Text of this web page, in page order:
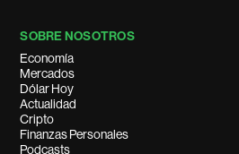
SOBRE NOSOTROS
Economía
Mercados
Dólar Hoy
Actualidad
Cripto
Finanzas Personales
Podcasts